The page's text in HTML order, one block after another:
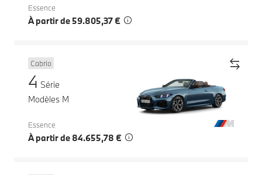
Essence
À partir de 59.805,37 €
Cabrio
4 Série
Modèles M
Essence
À partir de 84.655,78 €